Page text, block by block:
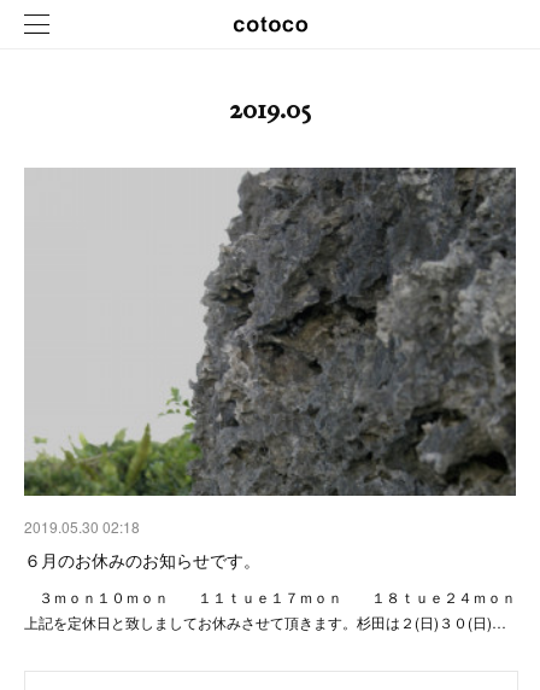
2019.05
2019.05.30 02:18
６月のお休みのお知らせです。
３ｍｏｎ１０ｍｏｎ １１ｔｕｅ１７ｍｏｎ １８ｔｕｅ２４ｍｏｎ
上記を定休日と致しましてお休みさせて頂きます。杉田は２(日)３０(日)…